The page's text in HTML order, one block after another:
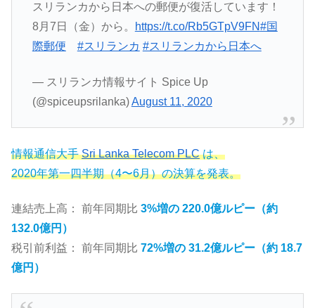
スリランカから日本への郵便が復活しています！
8月7日（金）から。
https://t.co/Rb5GTpV9FN#国
際郵便
#スリランカ #スリランカから日本へ
— スリランカ情報サイト Spice Up
(@spiceupsrilanka)August 11, 2020
情報通信大手Sri Lanka Telecom PLCは、
2020年第一四半期（4〜6月）の決算を発表。
連結売上高： 前年同期比 3%増の 220.0億ルピー（約
132.0億円）
税引前利益： 前年同期比 72%増の 31.2億ルピー（約 18.7
億円）